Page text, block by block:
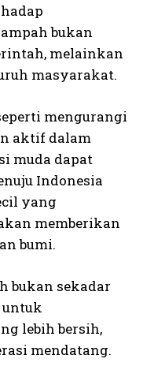
bukan
melainkan
masyarakat.
mengurangi
aktif dalam
muda dapat
Indonesia
yang
memberikan
bumi.
bukan sekadar
untuk
lebih bersih,
mendatang.